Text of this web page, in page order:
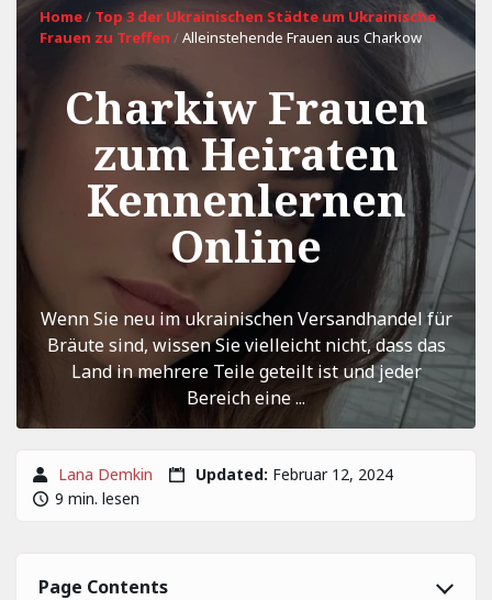
Home/ Top 3 der Ukrainischen Städte um Ukrainische
Frauen zu Treffen /Alleinstehende Frauen aus Charkow
Charkiw Frauen
zum Heiraten
Kennenlernen
Online
Wenn Sie neu im ukrainischen Versandhandel für
Bräute sind, wissen Sie vielleicht nicht, dass das
Land in mehrere Teile geteilt ist und jeder
Bereich eine ...
Lana Demkin Updated: Februar 12, 2024
9 min. lesen
Page Contents